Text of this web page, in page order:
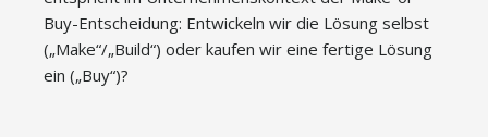
Buy-Entscheidung: Entwickeln wir die Lösung selbst
(„Make“/„Build“) oder kaufen wir eine fertige Lösung
ein („Buy“)?